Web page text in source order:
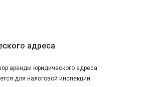
адреса
аренды юридического адреса.
для налоговой инспекции.